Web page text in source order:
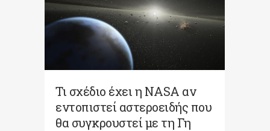
Τι σχέδιο έχει η NASA αν
εντοπιστεί αστεροειδής που
θα συγκρουστεί με τη Γη